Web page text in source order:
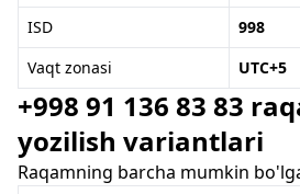
ISD
998
Vaqt zonasi
UTC+5
+998 91 136 83 83
yozilish variantlari
Raqamning barcha mumkin